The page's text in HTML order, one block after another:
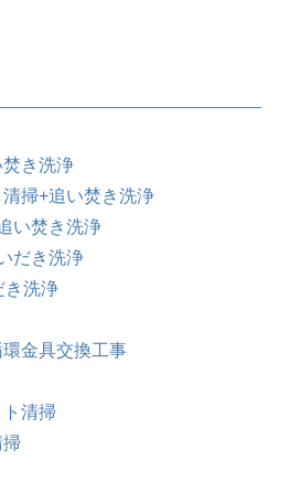
き洗浄
掃+追い焚き洗浄
い焚き洗浄
だき洗浄
洗浄
金具交換工事
清掃